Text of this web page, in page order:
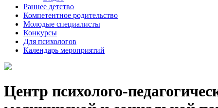
Раннее детство
Компетентное родительство
Молодые специалисты
Конкурсы
Для психологов
Календарь мероприятий
Центр психолого-